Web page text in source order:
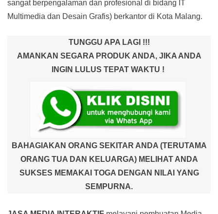
sangat berpengalaman dan profesional di bidang IT
Multimedia dan Desain Grafis) berkantor di Kota Malang.
TUNGGU APA LAGI !!!
AMANKAN SEGARA PRODUK ANDA, JIKA ANDA
INGIN LULUS TEPAT WAKTU !
BAHAGIAKAN ORANG SEKITAR ANDA (TERUTAMA
ORANG TUA DAN KELUARGA) MELIHAT ANDA
SUKSES MEMAKAI TOGA DENGAN NILAI YANG
SEMPURNA.